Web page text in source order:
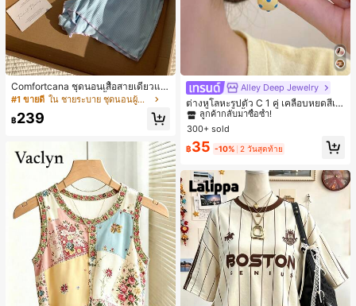
Comfortcana ชุดนอนเสื้อสายเดี่ยวแต่
งระบายและกางเกงขาสั้นสำหรับผู้หญิง
#1 ขายดี ใน ชายระบาย ชุดนอนผู้หญิง
฿239
Alley Deep Jewelry
ต่างหูโลหะรูปตัว C 1 คู่ เคลือบหยดสีเห
ลือง ลายจุดสีน้ำเงิน สไตล์ยุโรปและอเม
ริกัน แฟชั่นส่วนตัว หวานและสง่างาม
สำหรับผู้หญิงและเด็กหญิง สำหรับการเ
ดินทาง งานแต่งงาน ปาร์ตี้ วันเกิด ของ
#1 ขายดี ใน โบโฮ ต่างหูผู้หญิง
ลูกค้ากลับมาซื้อซ้ำ!
เกือบหมดแล้ว!
#1 ขายดี ใน โบโฮ ต่างหูผู้หญิง
ลูกค้ากลับมาซื้อซ้ำ!
เกือบหมดแล้ว!
#1 ขายดี ใน โบโฮ ต่างหูผู้หญิง
ลูกค้ากลับมาซื้อซ้ำ!
เกือบหมดแล้ว!
#1 ขายดี ใน โบโฮ ต่างหูผู้หญิง
เกือบหมดแล้ว!
300+ sold
฿35 -10% 2 วันสุดท้าย